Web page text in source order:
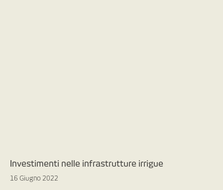
Investimenti nelle infrastrutture irrigue
16 Giugno 2022